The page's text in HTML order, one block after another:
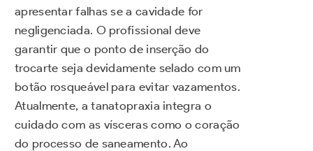
apresentar falhas se a cavidade for
negligenciada. O profissional deve
garantir que o ponto de inserção do
trocarte seja devidamente selado com um
botão rosqueável para evitar vazamentos.
Atualmente, a tanatopraxia integra o
cuidado com as vísceras como o coração
do processo de saneamento. Ao